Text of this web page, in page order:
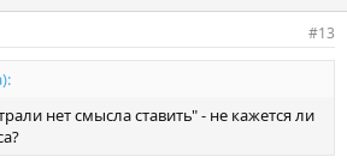
#13
нет смысла ставить" - не кажется ли